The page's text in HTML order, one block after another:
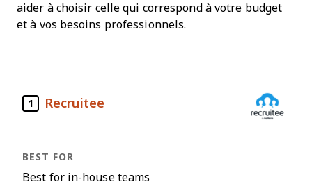
aider à choisir celle qui correspond à votre budget
et à vos besoins professionnels.
1 Recruitee
Best for in-house teams